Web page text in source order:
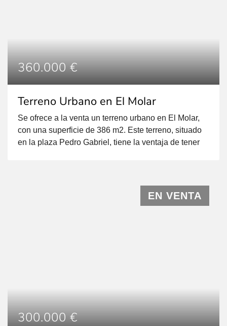
360.000 €
Terreno Urbano en El Molar
Se ofrece a la venta un terreno urbano en El Molar,
con una superficie de 386 m2. Este terreno, situado
en la plaza Pedro Gabriel, tiene la ventaja de tener
EN VENTA
300.000 €